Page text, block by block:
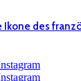
Ikone des